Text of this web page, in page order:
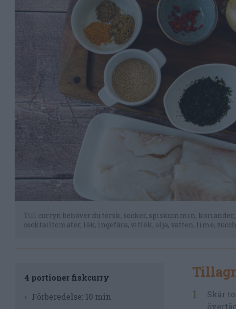
Till curryn behöver du torsk, socker, spiskummin,
cocktailtomater, lök, ingefära, vitlök, olja, vatten, lime,
4 portioner fiskcurry
Förberedelse: 10 min
Skär